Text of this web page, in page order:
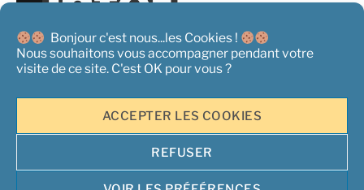
Bonjour c'est nous...les Cookies !
Nous souhaitons vous accompagner pendant votre
visite de ce site. C'est OK pour vous ?
ACCEPTER LES COOKIES
REFUSER
Conditions générales de Vente|Politique de